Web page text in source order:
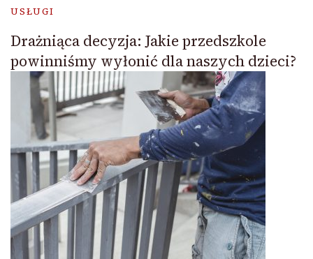
USŁUGI
Drażniąca decyzja: Jakie przedszkole
powinniśmy wyłonić dla naszych dzieci?